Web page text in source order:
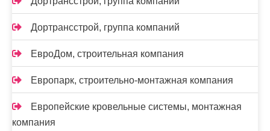
Дортрансстрой, группа компаний
ЕвроДом, строительная компания
Европарк, строительно-монтажная компания
Европейские кровельные системы, монтажная
компания